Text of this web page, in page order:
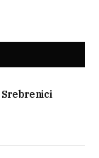
Srebrenici